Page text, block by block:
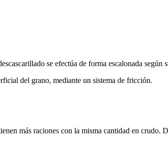
se efectúa de forma escalonada según
del grano, mediante un sistema de fricción.
más raciones con la misma cantidad en crudo.